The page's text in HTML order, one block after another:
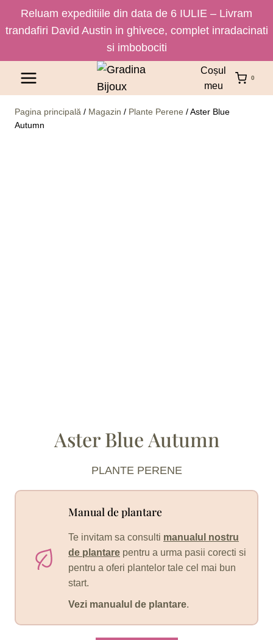
Reluam expeditiile din data de 6 IULIE – Livram
trandafiri David Austin in ghivece, complet inradacinati
si imbobociti
Coșul
meu
0
Pagina principală / Magazin / Plante Perene /Aster Blue
Autumn
Aster Blue Autumn
PLANTE PERENE
Manual de plantare
Te invitam sa consulti manualul nostru
de plantare pentru a urma pasii corecti si
pentru a oferi plantelor tale cel mai bun
start.
Vezi manualul de plantare.